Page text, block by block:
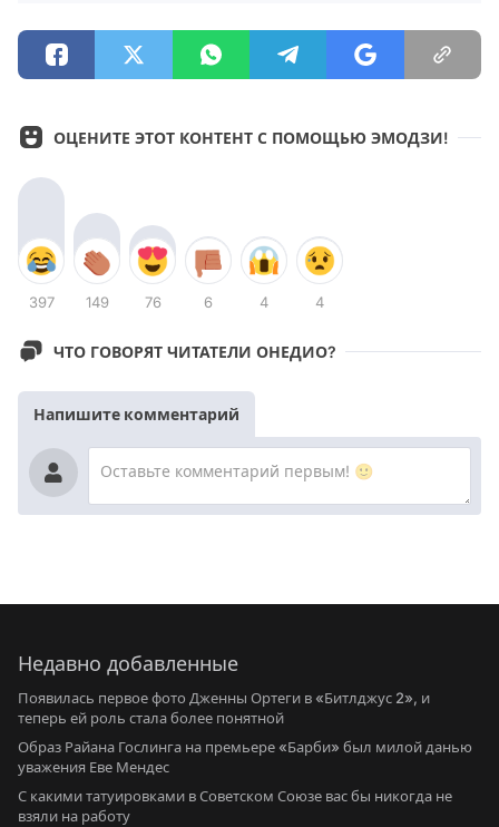
ОЦЕНИТЕ ЭТОТ КОНТЕНТ С ПОМОЩЬЮ ЭМОДЗИ!
397 149 76 6 4 4
ЧТО ГОВОРЯТ ЧИТАТЕЛИ ОНЕДИО?
Напишите комментарий
Недавно добавленные
Появилась первое фото Дженны Ортеги в «Битлджус 2», и
теперь ей роль стала более понятной
Образ Райана Гослинга на премьере «Барби» был милой данью
уважения Еве Мендес
С какими татуировками в Советском Союзе вас бы никогда не
взяли на работу